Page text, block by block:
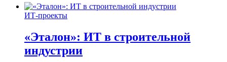
ИТ-проекты
«Эталон»: ИТ в строительной
индустрии